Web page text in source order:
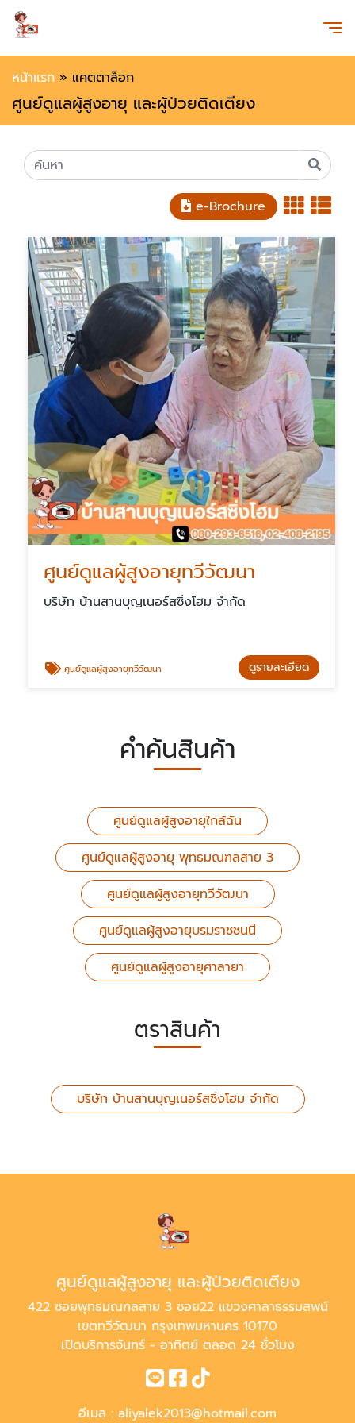
หน้าแรก » แคตตาล็อก
ศูนย์ดูแลผู้สูงอายุ และผู้ป่วยติดเตียง
e-Brochure
ศูนย์ดูแลผู้สูงอายุทวีวัฒนา
บริษัท บ้านสานบุญเนอร์สซิ่งโฮม จำกัด
ศูนย์ดูแลผู้สูงอายุทวีวัฒนา ดูรายละเอียด
คำค้นสินค้า
ศูนย์ดูแลผู้สูงอายุใกล้ฉัน
ศูนย์ดูแลผู้สูงอายุ พุทธมณฑลสาย 3
ศูนย์ดูแลผู้สูงอายุทวีวัฒนา
ศูนย์ดูแลผู้สูงอายุบรมราชชนนี
ศูนย์ดูแลผู้สูงอายุศาลายา
ตราสินค้า
บริษัท บ้านสานบุญเนอร์สซิ่งโฮม จำกัด
ศูนย์ดูแลผู้สูงอายุ และผู้ป่วยติดเตียง
422 ซอยพุทธมณฑลสาย 3 ซอย22 แขวงศาลาธรรมสพน์
เขตทวีวัฒนา กรุงเทพมหานคร 10170
เปิดบริการจันทร์ - อาทิตย์ ตลอด 24 ชั่วโมง
อีเมล : aliyalek2013@hotmail.com